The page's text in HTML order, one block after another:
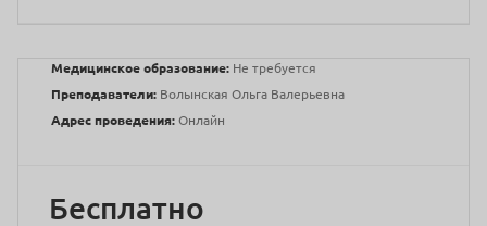
Медицинское образование: Не требуется
Преподаватели: Волынская Ольга Валерьевна
Адрес проведения: Онлайн
Бесплатно